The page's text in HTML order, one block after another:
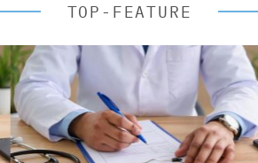
TOP-FEATURE